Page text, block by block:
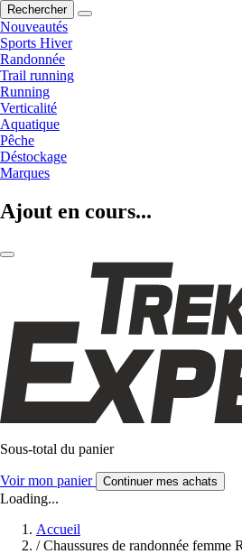
Rechercher
Nouveautés
Sports Hiver
Randonnée
Trail running
Running
Verticalité
Aquatique
Pêche
Déstockage
Marques
Ajout en cours...
Sous-total du panier
Voir mon panier Continuer mes achats
Loading...
Accueil
/ Chaussures de randonnée femme